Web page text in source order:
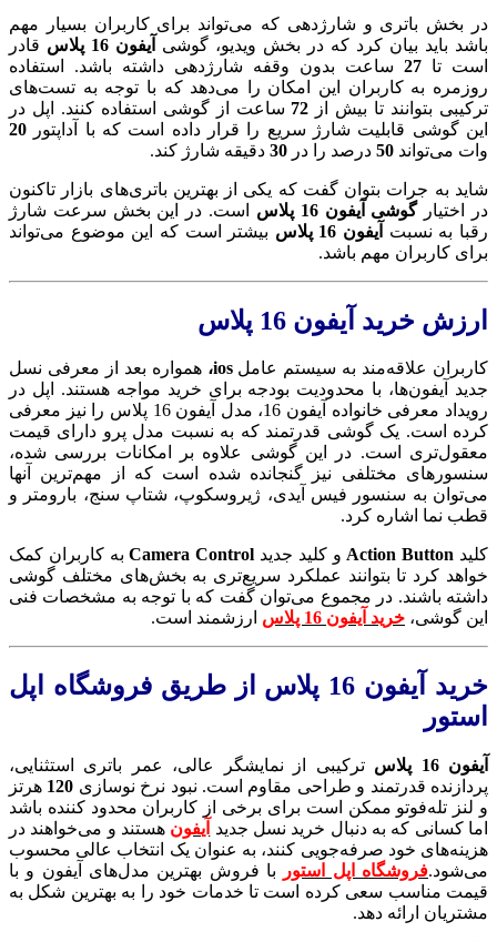
در بخش باتری و شارژدهی که می‌تواند برای کاربران بسیار مهم
باشد باید بیان کرد که در بخش ویدیو، گوشی
آیفون 16 پلاس
قادر
است تا 27 ساعت بدون وقفه شارژدهی داشته باشد. استفاده
روزمره به کاربران این امکان را می‌دهد که با توجه به تست‌های
ترکیبی بتوانند تا بیش از 72 ساعت از گوشی استفاده کنند. اپل در
این گوشی قابلیت شارژ سریع را قرار داده است که با آداپتور 20
وات می‌تواند 50 درصد را در 30 دقیقه شارژ کند.
شاید به جرات بتوان گفت که یکی از بهترین باتری‌های بازار تاکنون
در اختیارگوشی آیفون 16 پلاس
است. در این بخش سرعت شارژ
رقبا به نسبت
آیفون 16 پلاس
بیشتر است که این موضوع می‌تواند
برای کاربران مهم باشد.
ارزش خرید آیفون 16 پلاس
کاربران علاقه‎‌مند به سیستم عامل ios، همواره بعد از معرفی نسل
جدید آیفون‌ها، با محدودیت بودجه برای خرید مواجه هستند. اپل در
رویداد معرفی خانواده آیفون 16، مدل آیفون 16 پلاس را نیز معرفی
کرده است. یک گوشی قدرتمند که به نسبت مدل پرو دارای قیمت
معقول‌تری است. در این گوشی علاوه بر امکانات بررسی شده،
سنسورهای مختلفی نیز گنجانده شده است که از مهم‌ترین آنها
می‌توان به سنسور فیس آیدی، ژیروسکوپ، شتاپ سنج، بارومتر و
قطب نما اشاره کرد.
کلید Action Buttonو کلید جدید Camera Controlبه کاربران کمک
خواهد کرد تا بتوانند عملکرد سریع‌تری به بخش‌های مختلف گوشی
داشته باشند. در مجموع می‌توان گفت که با توجه به مشخصات فنی
این گوشی، خرید آیفون 16 پلاس ارزشمند است.
خرید آیفون 16 پلاس از طریق فروشگاه اپل
استور
آیفون 16 پلاس
ترکیبی از نمایشگر عالی، عمر باتری استثنایی،
پردازنده قدرتمند و طراحی مقاوم است. نبود نرخ نوسازی 120 هرتز
و لنز تله‌فوتو ممکن است برای برخی از کاربران محدود کننده باشد
اما کسانی که به دنبال خرید نسل جدید آیفون هستند و می‌خواهند در
هزینه‌های خود صرفه‌جویی کنند، به عنوان یک انتخاب عالی محسوب
می‌شود.فروشگاه اپل استور
با فروش بهترین مدل‌های آیفون و با
قیمت مناسب سعی کرده است تا خدمات خود را به بهترین شکل به
مشتریان ارائه دهد.